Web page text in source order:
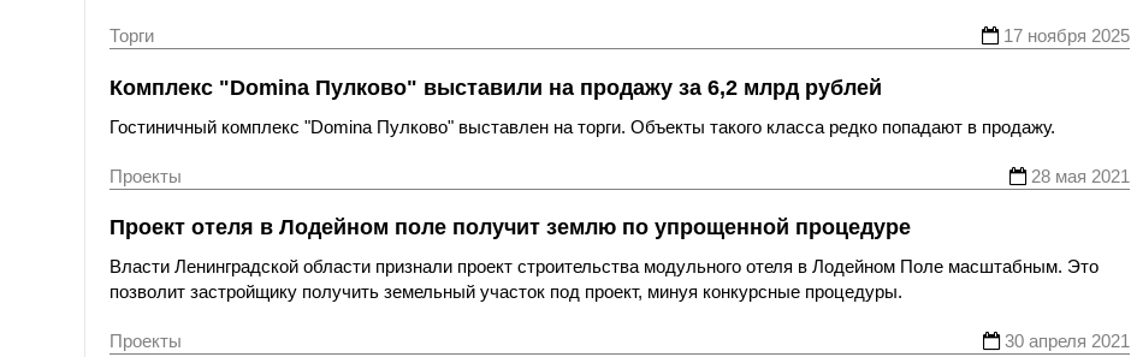
Торги 17 ноября 2025
Комплекс "Domina Пулково" выставили на продажу за 6,2 млрд рублей
Гостиничный комплекс "Domina Пулково" выставлен на торги. Объекты такого класса редко попадают в продажу.
Проекты 28 мая 2021
Проект отеля в Лодейном поле получит землю по упрощенной процедуре
Власти Ленинградской области признали проект строительства модульного отеля в Лодейном Поле масштабным. Это
позволит застройщику получить земельный участок под проект, минуя конкурсные процедуры.
Проекты 30 апреля 2021